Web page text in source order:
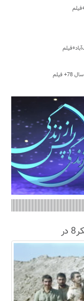
مصاحبۀ رزمندگان خمینی‌شهری لشکر8 در